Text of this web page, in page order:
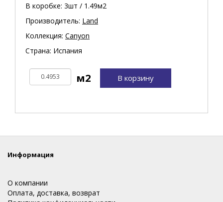
В коробке: 3шт / 1.49м2
Производитель: Land
Коллекция: Canyon
Страна: Испания
В корзину
Информация
О компании
Оплата, доставка, возврат